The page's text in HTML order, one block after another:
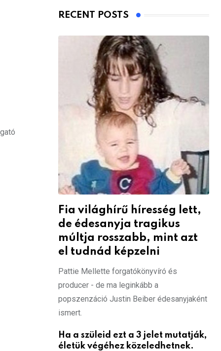
RECENT POSTS
Fia világhírű híresség lett,
de édesanyja tragikus
múltja rosszabb, mint azt
el tudnád képzelni
Pattie Mellette forgatókönyvíró és
producer - de ma leginkább a
popszenzáció Justin Beiber édesanyjaként
ismert.
Ha a szüleid ezt a 3 jelet mutatják,
életük végéhez közeledhetnek.